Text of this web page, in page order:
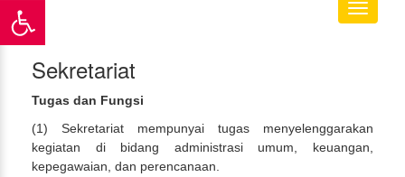
Toggle
Sekretariat
Tugas dan Fungsi
(1) Sekretariat mempunyai tugas menyelenggarakan
kegiatan di bidang administrasi umum, keuangan,
kepegawaian, dan perencanaan.